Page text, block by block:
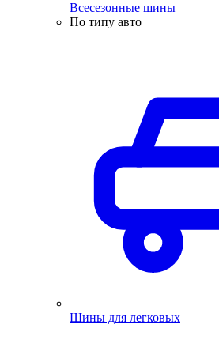
Всесезонные шины
По типу авто
Шины для легковых